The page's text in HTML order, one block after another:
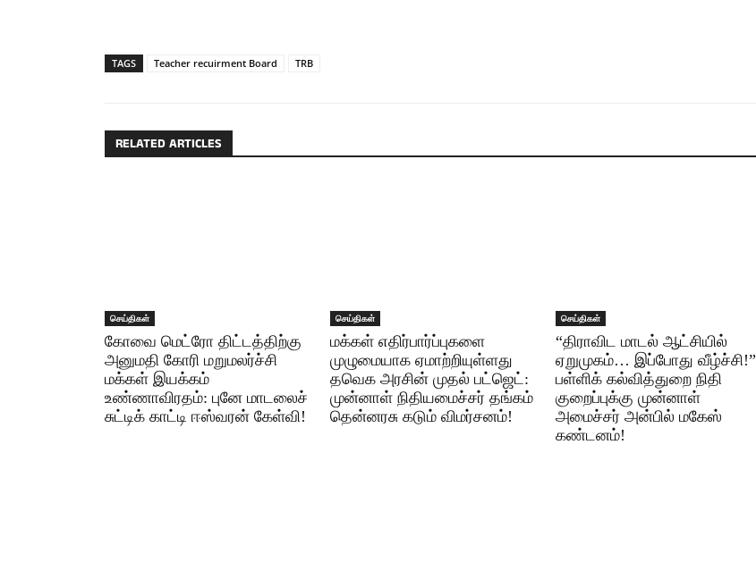
TAGS Teacher recuirment Board TRB
RELATED ARTICLES
செய்திகள்
கோவை மெட்ரோ திட்டத்திற்கு
அனுமதி கோரி மறுமலர்ச்சி
மக்கள் இயக்கம்
உண்ணாவிரதம்: புனே மாடலைச்
சுட்டிக் காட்டி ஈஸ்வரன் கேள்வி!
செய்திகள்
மக்கள் எதிர்பார்ப்புகளை
முழுமையாக ஏமாற்றியுள்ளது
தவெக அரசின் முதல் பட்ஜெட்:
முன்னாள் நிதியமைச்சர் தங்கம்
தென்னரசு கடும் விமர்சனம்!
செய்திகள்
“திராவிட மாடல் ஆட்சியில்
ஏறுமுகம்… இப்போது வீழ்ச்சி!”
பள்ளிக் கல்வித்துறை நிதி
குறைப்புக்கு முன்னாள்
அமைச்சர் அன்பில் மகேஸ்
கண்டனம்!